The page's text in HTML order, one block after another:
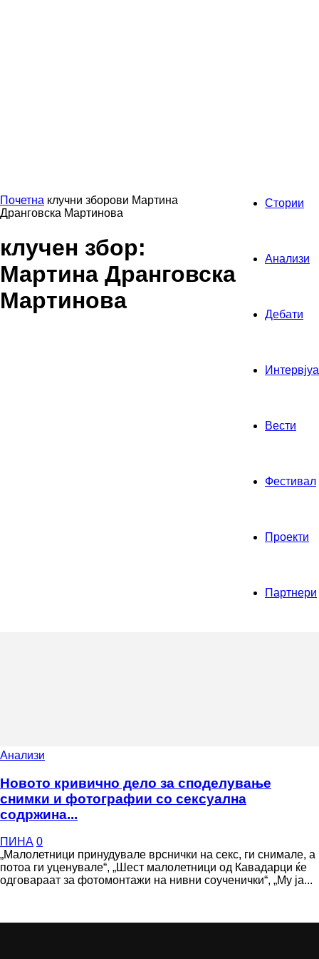
Стории
Анализи
Дебати
Интервјуа
Вести
Фестивал
Проекти
Партнери
Почетна клучни зборови Мартина
Дранговска Мартинова
клучен збор:
Мартина Дранговска
Мартинова
Анализи
Новото кривично дело за споделување
снимки и фотографии со сексуална
содржина...
ПИНА 0
„Малолетници принудувале врснички на секс, ги снимале, а
потоа ги уценувале“, „Шест малолетници од Кавадарци ќе
одговараат за фотомонтажи на нивни соученички“, „Му ја...